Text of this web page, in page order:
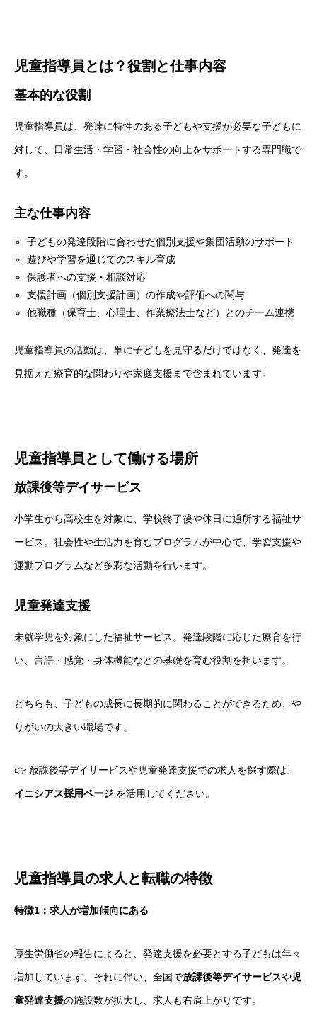
児童指導員とは？役割と仕事内容
基本的な役割
児童指導員は、発達に特性のある子どもや支援が必要な子どもに
対して、日常生活・学習・社会性の向上をサポートする専門職で
す。
主な仕事内容
子どもの発達段階に合わせた個別支援や集団活動のサポート
遊びや学習を通じてのスキル育成
保護者への支援・相談対応
支援計画（個別支援計画）の作成や評価への関与
他職種（保育士、心理士、作業療法士など）とのチーム連携
児童指導員の活動は、単に子どもを見守るだけではなく、発達を
見据えた療育的な関わりや家庭支援まで含まれています。
児童指導員として働ける場所
放課後等デイサービス
小学生から高校生を対象に、学校終了後や休日に通所する福祉サ
ービス。社会性や生活力を育むプログラムが中心で、学習支援や
運動プログラムなど多彩な活動を行います。
児童発達支援
未就学児を対象にした福祉サービス。発達段階に応じた療育を行
い、言語・感覚・身体機能などの基礎を育む役割を担います。
どちらも、子どもの成長に長期的に関わることができるため、や
りがいの大きい職場です。
👉 放課後等デイサービスや児童発達支援での求人を探す際は、
イニシアス採用ページ を活用してください。
児童指導員の求人と転職の特徴
特徴1：求人が増加傾向にある
厚生労働省の報告によると、発達支援を必要とする子どもは年々
増加しています。それに伴い、全国で放課後等デイサービスや児
童発達支援の施設数が拡大し、求人も右肩上がりです。